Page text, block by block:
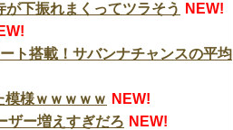
下振れまくってツラそう
NEW!
ト搭載！サバンナチャンスの平均
模様ｗｗｗｗｗ NEW!
ザー増えすぎだろ NEW!